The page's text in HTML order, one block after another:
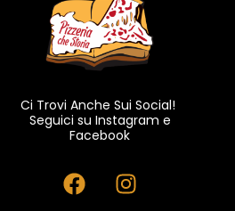
Ci Trovi Anche Sui Social!
Seguici su Instagram e
Facebook
F
a
I
n